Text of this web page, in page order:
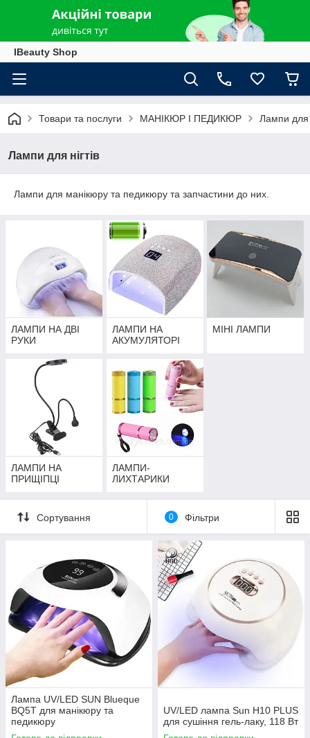
IBeauty Shop
Товари та послуги МАНІКЮР І ПЕДИКЮР Лампи для
Лампи для нігтів
Лампи для манікюру та педикюру та запчастини до них.
ЛАМПИ НА ДВІ
РУКИ
ЛАМПИ НА
АКУМУЛЯТОРІ
МІНІ ЛАМПИ
ЛАМПИ НА
ПРИЩІПЦІ
ЛАМПИ-
ЛИХТАРИКИ
Сортування 0 Фільтри
Лампа UV/LED SUN Blueque
BQ5T для манікюру та
педикюру
UV/LED лампа Sun H10 PLUS
для сушіння гель-лаку, 118 Вт